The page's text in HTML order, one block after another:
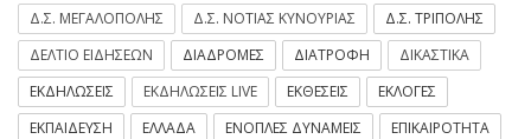
Δ.Σ. ΜΕΓΑΛΟΠΟΛΗΣ
Δ.Σ. ΝΟΤΙΑΣ ΚΥΝΟΥΡΙΑΣ
Δ.Σ. ΤΡΙΠΟΛΗΣ
ΔΕΛΤΙΟ ΕΙΔΗΣΕΩΝ
ΔΙΑΔΡΟΜΕΣ ΔΙΑΤΡΟΦΗ
ΔΙΚΑΣΤΙΚΑ
ΕΚΔΗΛΩΣΕΙΣ
ΕΚΔΗΛΩΣΕΙΣ LIVE ΕΚΘΕΣΕΙΣ
ΕΚΛΟΓΕΣ
ΕΚΠΑΙΔΕΥΣΗ
ΕΛΛΑΔΑ ΕΝΟΠΛΕΣ ΔΥΝΑΜΕΙΣ
ΕΠΙΚΑΙΡΟΤΗΤΑ